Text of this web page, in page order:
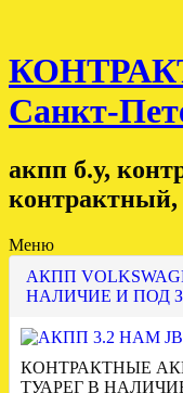
Санкт-
акпп б.у,
Меню
АКПП
НАЛИЧИЕ И ПОД
КОНТРАКТНЫЕ
ТУАРЕГ В